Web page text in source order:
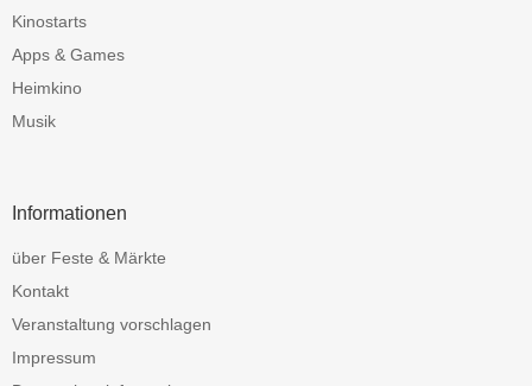
Kinostarts
Apps & Games
Heimkino
Musik
Informationen
über Feste & Märkte
Kontakt
Veranstaltung vorschlagen
Impressum